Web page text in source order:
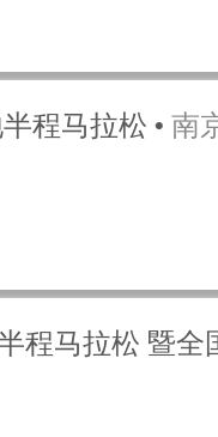
程马拉松 南
程马拉松 暨